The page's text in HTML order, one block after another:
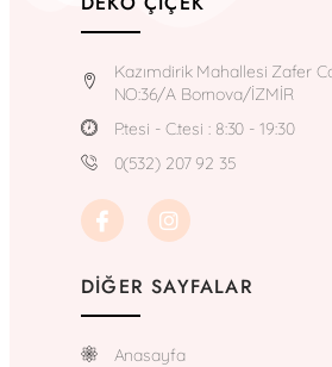
Kazımdirik Mahallesi Zafer
NO:36/A Bornova/İZMİR
P.tesi - C.tesi : 8:30 - 19:30
0(532) 207 92 35
DIĞER SAYFALAR
Anasayfa